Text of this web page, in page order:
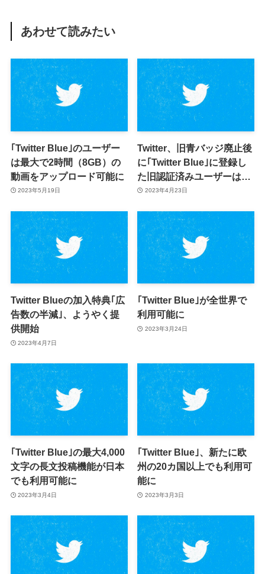
あわせて読みたい
｢Twitter Blue｣のユーザー
は最大で2時間（8GB）の
動画をアップロード可能に
2023年5月19日
Twitter、旧青バッジ廃止後
に｢Twitter Blue｣に登録し
た旧認証済みユーザーはご
く僅か − フォロワー数の多
付与疑惑も浮上
2023年4月23日
Twitter Blueの加入特典｢広
告数の半減｣、ようやく提
供開始
2023年4月7日
｢Twitter Blue｣が全世界で
利用可能に
2023年3月24日
｢Twitter Blue｣の最大4,000
文字の長文投稿機能が日本
でも利用可能に
2023年3月4日
｢Twitter Blue｣、新たに欧
州の20カ国以上でも利用可
能に
2023年3月3日